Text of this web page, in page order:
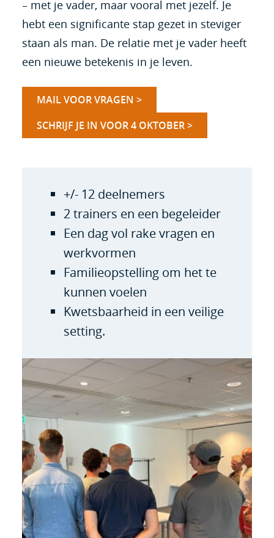
– met je vader, maar vooral met jezelf. Je
hebt een significante stap gezet in steviger
staan als man. De relatie met je vader heeft
een nieuwe betekenis in je leven.
MAIL VOOR VRAGEN >
SCHRIJF JE IN VOOR 4 OKTOBER >
+/- 12 deelnemers
2 trainers en een begeleider
Een dag vol rake vragen en
werkvormen
Familieopstelling om het te
kunnen voelen
Kwetsbaarheid in een veilige
setting.